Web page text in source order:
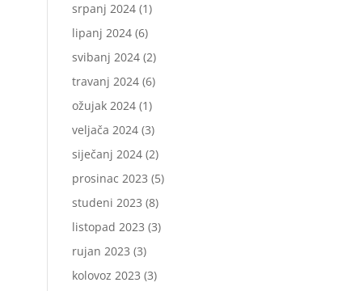
srpanj 2024 (1)
lipanj 2024 (6)
svibanj 2024 (2)
travanj 2024 (6)
ožujak 2024 (1)
veljača 2024 (3)
siječanj 2024 (2)
prosinac 2023 (5)
studeni 2023 (8)
listopad 2023 (3)
rujan 2023 (3)
kolovoz 2023 (3)